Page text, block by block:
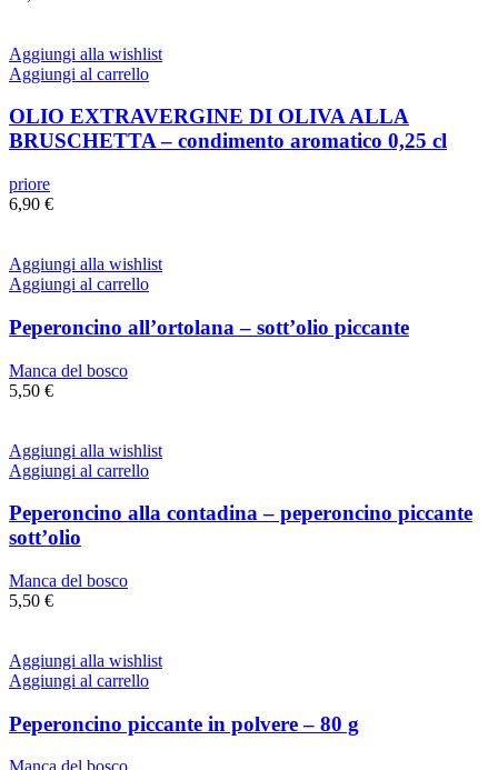
Aggiungi alla wishlist
Aggiungi al carrello
OLIO EXTRAVERGINE DI OLIVA ALLA
BRUSCHETTA – condimento aromatico 0,25 cl
priore
6,90 €
Aggiungi alla wishlist
Aggiungi al carrello
Peperoncino all’ortolana – sott’olio piccante
Manca del bosco
5,50 €
Aggiungi alla wishlist
Aggiungi al carrello
Peperoncino alla contadina – peperoncino piccante
sott’olio
Manca del bosco
5,50 €
Aggiungi alla wishlist
Aggiungi al carrello
Peperoncino piccante in polvere – 80 g